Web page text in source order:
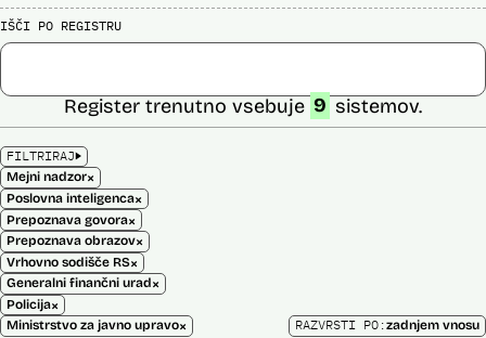
IŠČI PO REGISTRU
FILTRIRAJ
Mejni nadzor×
Poslovna inteligenca×
Prepoznava govora×
Prepoznava obrazov×
Vrhovno sodišče RS×
Generalni finančni urad×
Policija×
Ministrstvo za javno upravo×
Register trenutno vsebuje 9 sistemov.
RAZVRSTI PO:zadnjem vnosu